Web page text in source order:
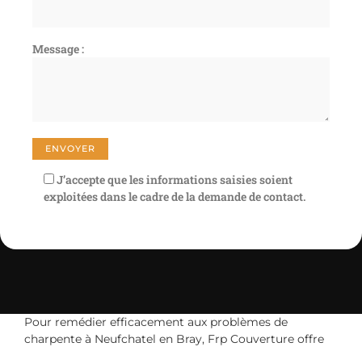
Message :
J’accepte que les informations saisies soient
exploitées dans le cadre de la demande de contact.
Pour remédier efficacement aux problèmes de
charpente à Neufchatel en Bray, Frp Couverture offre